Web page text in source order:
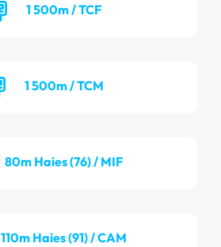
1 500m / TCF
1 500m / TCM
80m Haies (76) / MIF
110m Haies (91) / CAM